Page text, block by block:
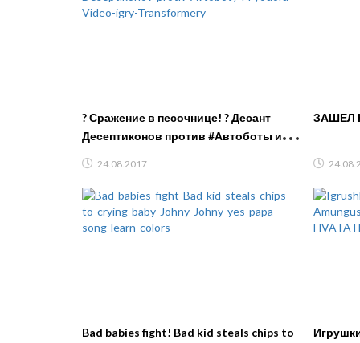
? Сражение в песочнице! ? Десант
Десептиконов против #Автоботы и
24.08.2017
ЗАШЕЛ
Bad babies fight! Bad kid steals chips to